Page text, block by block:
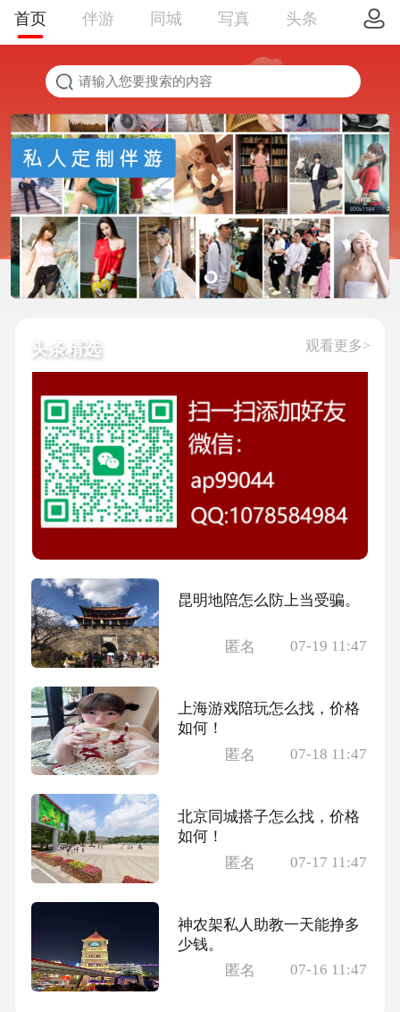
首页 伴游 同城 写真 头条
头条精选 观看更多>
昆明地陪怎么防上当受骗。
匿名 07-19 11:47
上海游戏陪玩怎么找，价格
如何！
匿名
07-18 11:47
北京同城搭子怎么找，价格
如何！
匿名
07-17 11:47
神农架私人助教一天能挣多
少钱。
匿名
07-16 11:47